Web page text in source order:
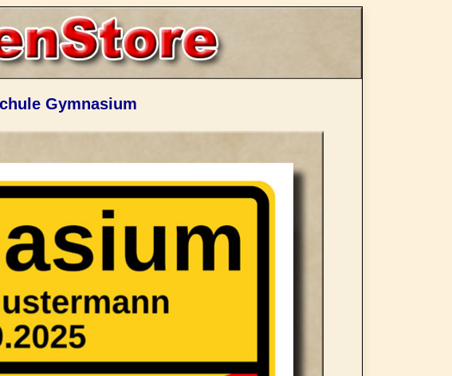
Gymnasium